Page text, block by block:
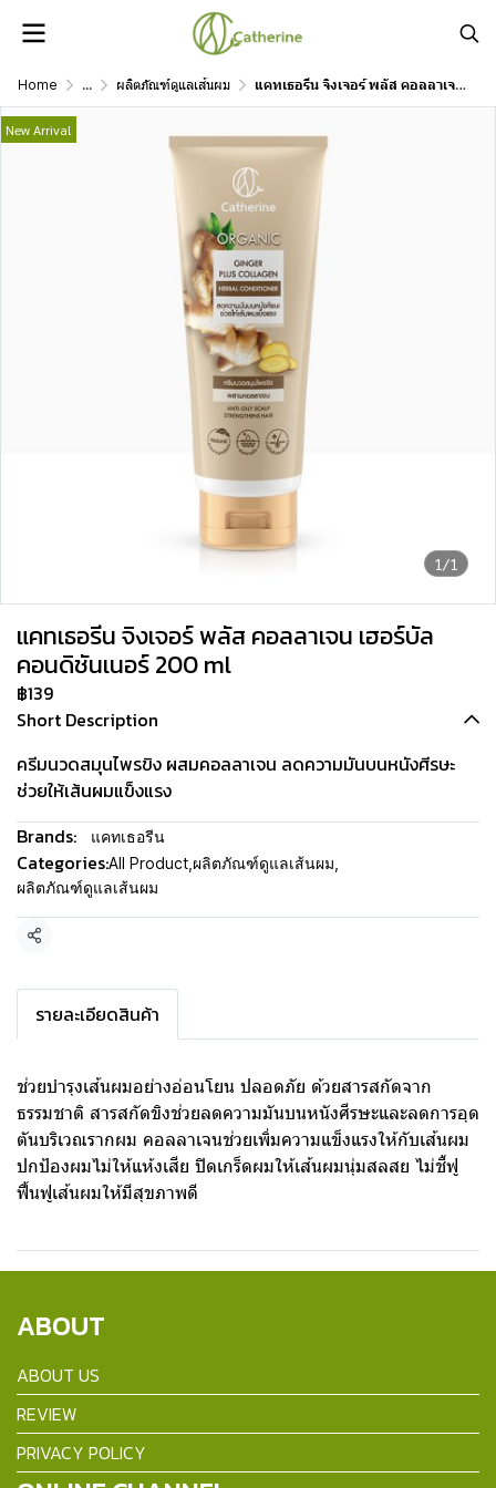
Home ... ผลิตภัณฑ์ดูแลเส้นผม แคทเธอรีน จิงเจอร์ พลัส คอลลาเจน เฮอร์บัล คอนดิชันเนอร์ 200 ml
1/1
New Arrival
แคทเธอรีน จิงเจอร์ พลัส คอลลาเจน เฮอร์บัล
คอนดิชันเนอร์ 200 ml
฿139
Short Description
ครีมนวดสมุนไพรขิง ผสมคอลลาเจน ลดความมันบนหนังศีรษะ
ช่วยให้เส้นผมแข็งแรง
Brands:
แคทเธอรีน
Categories:All Product ผลิตภัณฑ์ดูแลเส้นผม
ผลิตภัณฑ์ดูแลเส้นผม
Share
รายละเอียดสินค้า
ช่วยบำรุงเส้นผมอย่างอ่อนโยน ปลอดภัย ด้วยสารสกัดจาก
ธรรมชาติ สารสกัดขิงช่วยลดความมันบนหนังศีรษะและลดการอุด
ตันบริเวณรากผม คอลลาเจนช่วยเพิ่มความแข็งแรงให้กับเส้นผม
ปกป้องผมไม่ให้แห้งเสีย ปิดเกร็ดผมให้เส้นผมนุ่มสลสย ไม่ชี้ฟู
ฟื้นฟูเส้นผมให้มีสุขภาพดี
ABOUT
ABOUT US
REVIEW
PRIVACY POLICY